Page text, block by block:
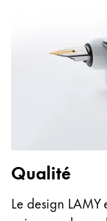
Qualité
Le design